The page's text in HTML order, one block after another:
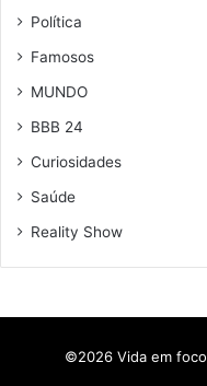
Política
Famosos
MUNDO
BBB 24
Curiosidades
Saúde
Reality Show
©2026 Vida em